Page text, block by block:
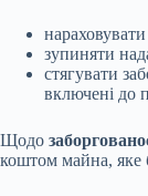
зупиняти
стягувати
включені до
Щодо
коштом майна, яке